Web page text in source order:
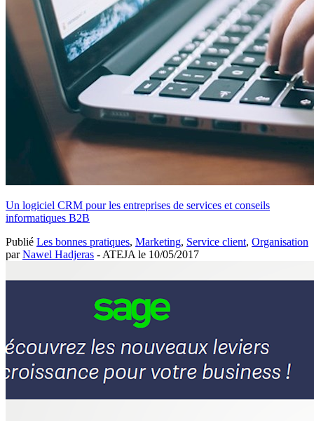
Un logiciel CRM pour les entreprises de services et conseils
informatiques B2B
Les bonnes pratiques, Marketing, Service client, Organisation
Publié
parNawel Hadjeras - ATEJA le 10/05/2017